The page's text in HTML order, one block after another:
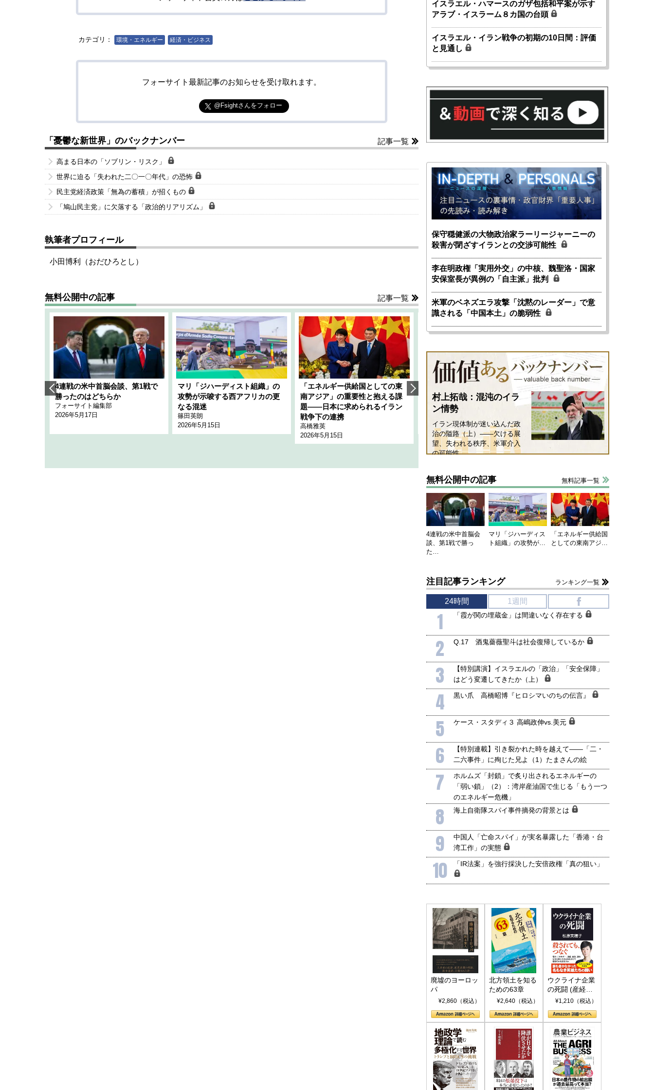
カテゴリ： 環境・エネルギー 経済・ビジネス
フォーサイト最新記事のお知らせを受け取れます。
@Fsightさんをフォロー
「憂鬱な新世界」のバックナンバー 記事一覧
高まる日本の「ソブリン・リスク」
世界に迫る「失われた二〇一〇年代」の恐怖
民主党経済政策「無為の蓄積」が招くもの
「鳩山民主党」に欠落する「政治的リアリズム」
執筆者プロフィール
小田博利（おだひろとし）
無料公開中の記事 記事一覧
4連戦の米中首脳会談、第1戦で
勝ったのはどちらか
フォーサイト編集部
2026年5月17日
マリ「ジハーディスト組織」の
攻勢が示唆する西アフリカの更
なる混迷
篠田英朗
2026年5月15日
「エネルギー供給国としての東
南アジア」の重要性と抱える課
題――日本に求められるイラン
戦争下の連携
高橋雅英
2026年5月15日
韓国にも理解してほしい「極東
1905年体制」における日米韓安
全保障協力の意味
2026年5月15日
ホルムズ海峡危機で加速したエ
ネルギー転換が「中国依存」に
行き着くリスク
小山堅
2026年5月14日
イスラエル・ハマースのガザ包括和平案が示す
アラブ・イスラーム８カ国の台頭
イスラエル・イラン戦争の初期の10日間：評価
と見通し
保守穏健派の大物政治家ラーリージャーニーの
殺害が閉ざすイランとの交渉可能性
李在明政権「実用外交」の中核、魏聖洛・国家
安保室長が異例の「自主派」批判
米軍のベネズエラ攻撃「沈黙のレーダー」で意
識される「中国本土」の脆弱性
村上拓哉：混沌のイラ
ン情勢
イラン現体制が迷い込んだ政
治の隘路（上）――欠ける展
望、失われる秩序、米軍介入
の可能性
無料公開中の記事 無料記事一覧
4連戦の米中首脳会
談、第1戦で勝っ
た…
マリ「ジハーディス
ト組織」の攻勢が…
「エネルギー供給国
としての東南アジ…
注目記事ランキング ランキング一覧
24時間 1週間
1 「霞が関の埋蔵金」は間違いなく存在する
2 Q.17 酒鬼薔薇聖斗は社会復帰しているか
3
【特別講演】イスラエルの「政治」「安全保障」
はどう変遷してきたか（上）
4 黒い爪 高橋昭博『ヒロシマいのちの伝言』
5 ケース・スタディ３ 高嶋政伸vs.美元
6
【特別連載】引き裂かれた時を越えて――「二・
二六事件」に殉じた兄よ（1）たまさんの絵
7
ホルムズ「封鎖」で炙り出されるエネルギーの
「弱い鎖」（2）：湾岸産油国で生じる「もう一つ
のエネルギー危機」
8 海上自衛隊スパイ事件摘発の背景とは
9
中国人「亡命スパイ」が実名暴露した「香港・台
湾工作」の実態
10 「IR法案」を強行採決した安倍政権「真の狙い」
廃墟のヨーロッ
パ
¥2,860（税込）
北方領土を知る
ための63章
¥2,640（税込）
ウクライナ企業
の死闘 (産経セ
レクト S 039)
¥1,210（税込）